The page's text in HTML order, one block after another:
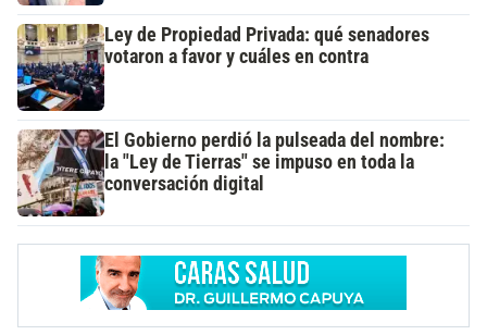
Ley de Propiedad Privada: qué senadores
votaron a favor y cuáles en contra
El Gobierno perdió la pulseada del nombre:
la "Ley de Tierras" se impuso en toda la
conversación digital